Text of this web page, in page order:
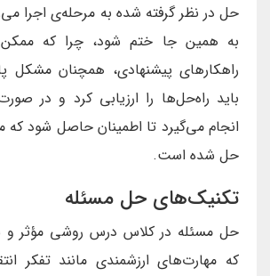
حل در نظر گرفته شده به مرحله‌ی اجرا
به همین جا ختم شود، چرا که
راهکارهای پیشنهادی، همچنان مشکل
باید راه‌حل‌ها را ارزیابی کرد و در
انجام می‌گیرد تا اطمینان حاصل شود که
حل شده است.
تکنیک‌های حل مسئله
حل مسئله در کلاس درس روشی مؤثر و
که مهارت‌های ارزشمندی مانند تفکر